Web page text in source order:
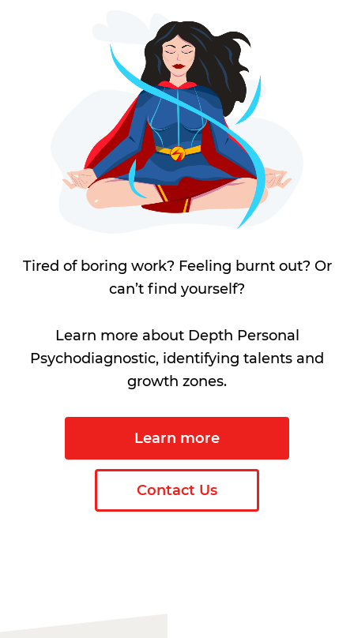
Tired of boring work? Feeling burnt out? Or
can’t find yourself?
Learn more about Depth Personal
Psychodiagnostic, identifying talents and
growth zones.
Learn more
Contact Us